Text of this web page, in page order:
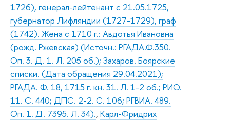
1726), генерал-лейтенант с 21.05.1725,
губернатор Лифляндии (1727-1729), граф
(1742). Жена с 1710 г.: Авдотья Ивановна
(рожд. Ржевская) (Источн.: РГАДА.Ф.350.
Оп. 3. Д. 1. Л. 205 об.); Захаров. Боярские
списки. (Дата обращения 29.04.2021);
РГАДА. Ф. 18, 1715 г. кн. 31. Л. 1-2 об.; РИО.
11. С. 440; ДПС. 2-2. С. 106; РГВИА. 489.
Оп. 1. Д. 7395. Л. 34)., Карл-Фридрих